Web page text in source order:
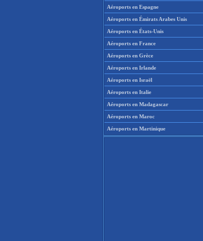
Aéroports en Espagne
Aéroports en Émirats Arabes Unis
Aéroports en États-Unis
Aéroports en France
Aéroports en Grèce
Aéroports en Irlande
Aéroports en Israël
Aéroports en Italie
Aéroports en Madagascar
Aéroports en Maroc
Aéroports en Martinique